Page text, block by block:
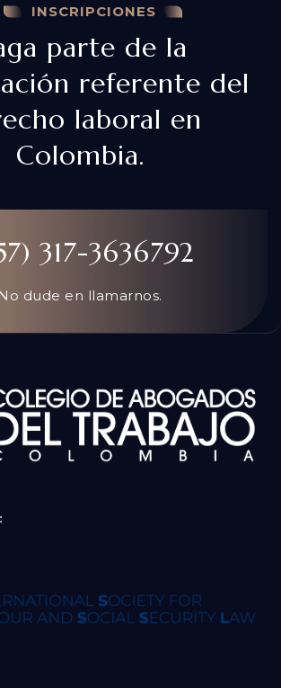
INSCRIPCIONES
parte de la
referente del
laboral en
Colombia.
317-3636792
No dude en llamarnos.